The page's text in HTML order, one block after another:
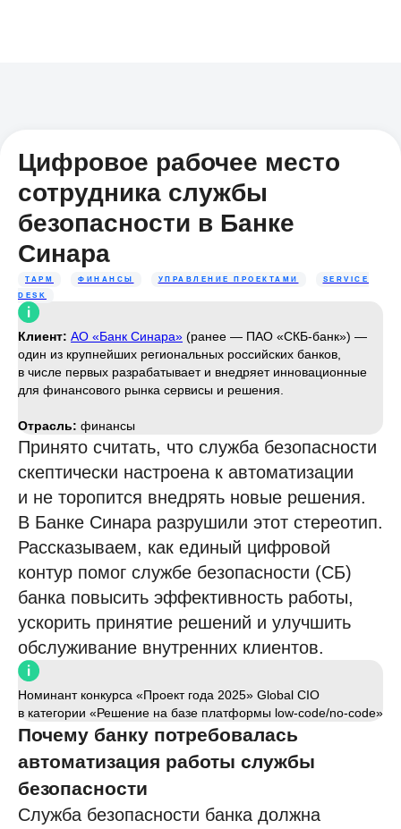
Цифровое рабочее место
сотрудника службы
безопасности в Банке
Синара
ТАРМ ФИНАНСЫ УПРАВЛЕНИЕ ПРОЕКТАМИ
SERVICE
DESK
Клиент: АО «Банк Синара» (ранее — ПАО «СКБ-банк») —
один из крупнейших региональных российских банков,
в числе первых разрабатывает и внедряет инновационные
для финансового рынка сервисы и решения.
Отрасль: финансы
Принято считать, что служба безопасности
скептически настроена к автоматизации
и не торопится внедрять новые решения.
В Банке Синара разрушили этот стереотип.
Рассказываем, как единый цифровой
контур помог службе безопасности (СБ)
банка повысить эффективность работы,
ускорить принятие решений и улучшить
обслуживание внутренних клиентов.
Номинант конкурса «Проект года 2025» Global CIO
в категории «Решение на базе платформы low-code/no-code»
Почему банку потребовалась
автоматизация работы службы
безопасности
Служба безопасности банка должна